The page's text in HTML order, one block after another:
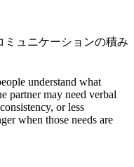
ミュニケーションの積み
understand what
partner may need verbal
or less
when those needs are